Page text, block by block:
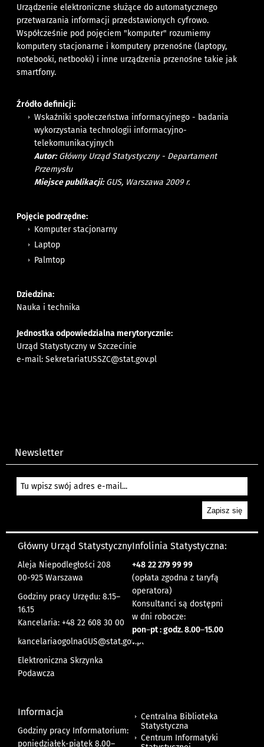
Urządzenie elektroniczne służące do automatycznego
przetwarzania informacji przedstawionych cyfrowo.
Współcześnie pod pojęciem "komputer" rozumiemy
komputery stacjonarne i komputery przenośne (laptopy,
notebooki, netbooki) i inne urządzenia przenośne takie jak
smartfony.
Źródło definicji:
Wskaźniki społeczeństwa informacyjnego - badania
wykorzystania technologii informacyjno-
telekomunikacyjnych
Autor:Główny Urząd Statystyczny - Departament
Przemysłu
Miejsce publikacji:GUS, Warszawa 2009 r.
Pojęcie podrzędne:
Komputer stacjonarny
Laptop
Palmtop
Dziedzina:
Nauka i technika
Jednostka odpowiedzialna merytorycznie:
Urząd Statystyczny w Szczecinie
e-mail:SekretariatUSSZC@stat.gov.pl
Newsletter
Główny Urząd Statystyczny
Aleja Niepodległości 208
00-925 Warszawa
Godziny pracy Urzędu: 8.15–
16.15
Kancelaria: +48 22 608 30 00
kancelariaogolnaGUS@stat.gov.pl
Elektroniczna Skrzynka
Podawcza
Infolinia Statystyczna:
+48 22 279 99 99
(opłata zgodna z taryfą
operatora)
Konsultanci są dostępni
w dni robocze:
pon–pt : godz. 8.00–15.00
Informacja
Godziny pracy Informatorium:
poniedziałek-piątek 8.00–
Centralna Biblioteka
Statystyczna
Centrum Informatyki